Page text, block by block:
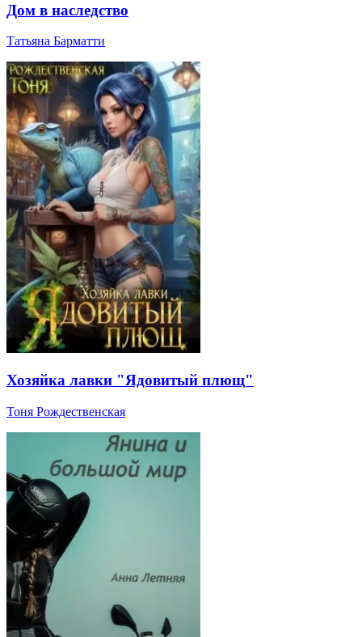
Дом в наследство
Татьяна Барматти
Хозяйка лавки "Ядовитый плющ"
Тоня Рождественская